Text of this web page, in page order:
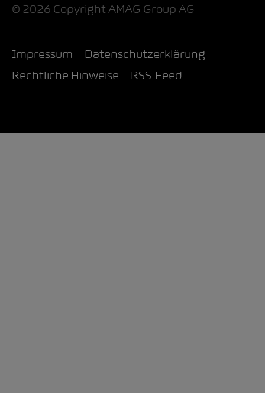
© 2026 Copyright AMAG Group AG
Impressum
Datenschutzerklärung
Rechtliche Hinweise
RSS-Feed